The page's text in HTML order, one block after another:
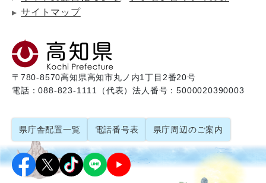
サイトマップ
〒780-8570高知県高知市丸ノ内1丁目2番20号
電話：088-823-1111（代表）法人番号：5000020390003
県庁舎配置一覧 電話番号表 県庁周辺のご案内